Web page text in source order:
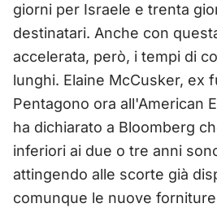
giorni per Israele e trenta
destinatari. Anche con
accelerata, però, i tempi di
lunghi. Elaine McCusker, ex
Pentagono ora all'American
ha dichiarato a Bloomberg
inferiori ai due o tre anni
attingendo alle scorte già
comunque le nuove